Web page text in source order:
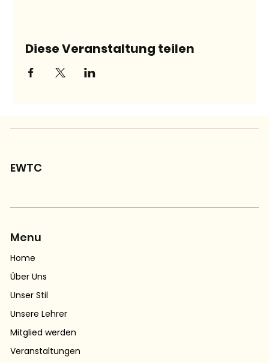
Diese Veranstaltung teilen
EWTC
Menu
Home
Über Uns
Unser Stil
Unsere Lehrer
Mitglied werden
Veranstaltungen